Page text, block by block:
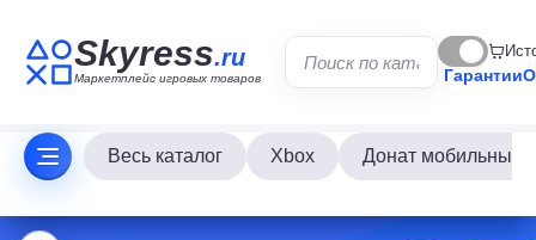
Skyress.ru
Маркетплейс игровых товаров Гарантии
Весь каталог Xbox Донат мобильных